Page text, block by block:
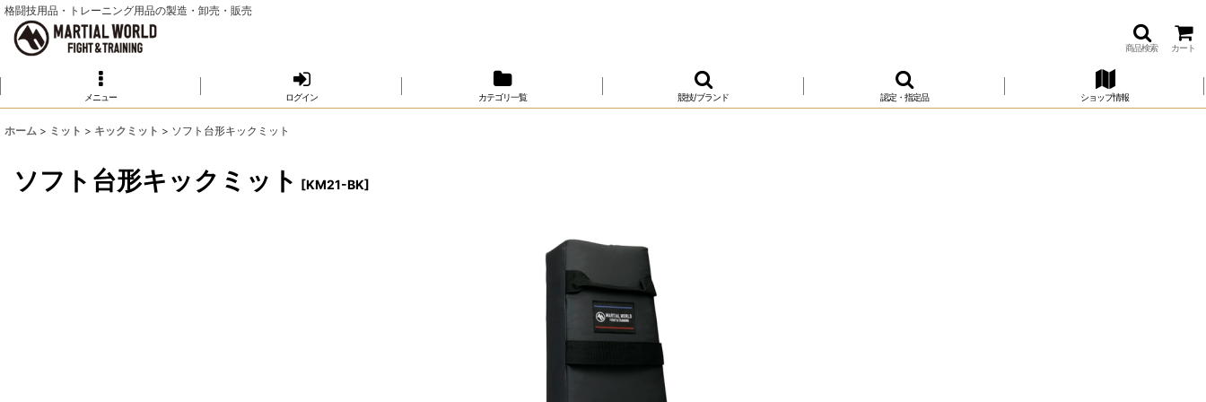
格闘技用品・トレーニング用品の製造・卸売・販売
商品検索 カート
メニュー ログイン カテゴリ一覧 競技/ブランド 認定・指定品 ショップ情報
ホーム > ミット > キックミット > ソフト台形キックミット
ソフト台形キックミット [KM21-BK]